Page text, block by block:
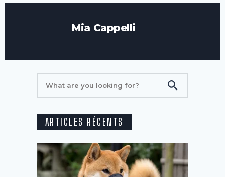
Mia Cappelli
ARTICLES RÉCENTS